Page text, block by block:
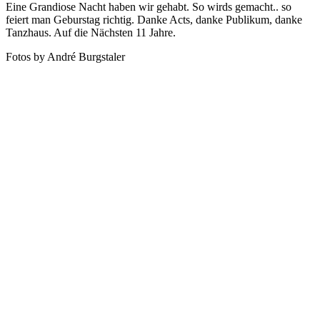
Eine Grandiose Nacht haben wir gehabt. So wirds gemacht.. so
feiert man Geburstag richtig. Danke Acts, danke Publikum, danke
Tanzhaus. Auf die Nächsten 11 Jahre.
Fotos by André Burgstaler